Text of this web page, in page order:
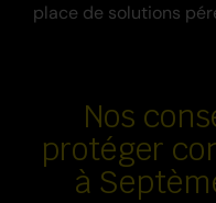
place de solutions
Nos
protéger
à